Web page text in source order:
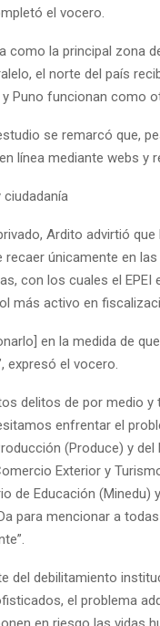
el vocero.
como la principal zona
el norte del país
y Puno funcionan como
se remarcó que,
línea mediante webs y
ciudadanía
Ardito advirtió
recaer únicamente en
con los cuales el
más activo en
en la medida de
expresó el vocero.
delitos de por medio
enfrentar el
(Produce) y
Exterior y
de Educación
para mencionar a
del debilitamiento
el problema